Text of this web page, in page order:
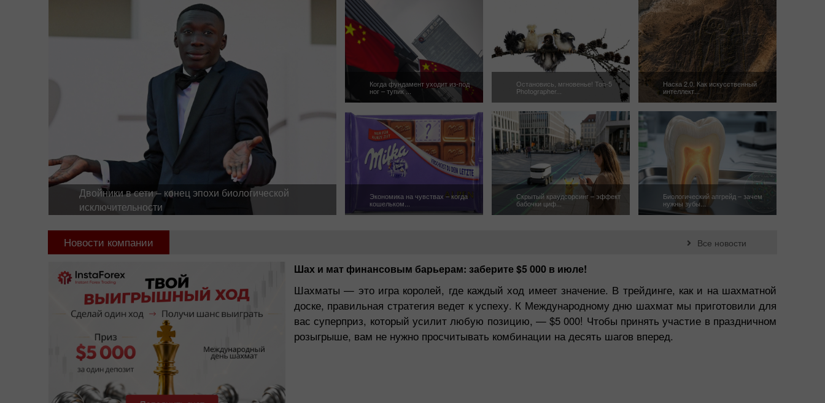
Двойники в сети – конец эпохи биологической
исключительности
Когда фундамент уходит из-под
ног – тупик ...
Экономика на чувствах – когда
кошельком...
Остановись, мгновенье! Топ-5
Photographer...
​Скрытый краудсорсинг – эффект
бабочки циф...
Наска 2.0. Как искусственный
интеллект...
Биологический апгрейд – зачем
нужны зубы...
Новости компании Все новости
Шах и мат финансовым барьерам: заберите $5 000 в июле!
Шахматы — это игра королей, где каждый ход имеет значение. В трейдинге, как и на шахматной
доске, правильная стратегия ведет к успеху. К Международному дню шахмат мы приготовили для
вас суперприз, который усилит любую позицию, — $5 000! Чтобы принять участие в праздничном
розыгрыше, вам не нужно просчитывать комбинации на десять шагов вперед.